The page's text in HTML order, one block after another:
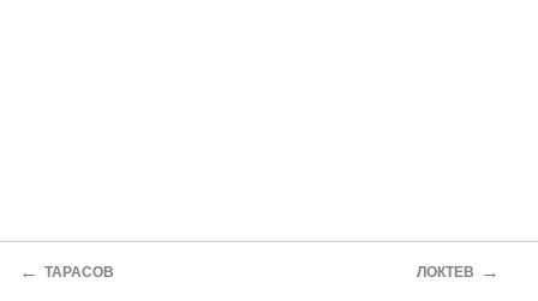
← ТАРАСОВ ЛОКТЕВ →